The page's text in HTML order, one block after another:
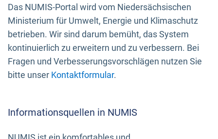
Das NUMIS-Portal wird vom Niedersächsischen
Ministerium für Umwelt, Energie und Klimaschutz
betrieben. Wir sind darum bemüht, das System
kontinuierlich zu erweitern und zu verbessern. Bei
Fragen und Verbesserungsvorschlägen nutzen Sie
bitte unser Kontaktformular.
Informationsquellen in NUMIS